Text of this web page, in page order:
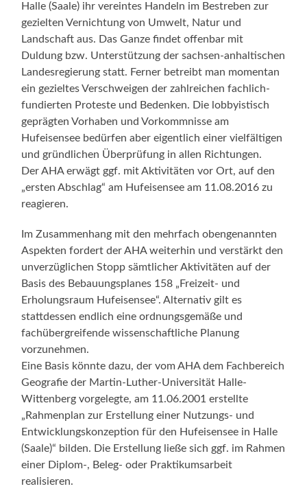
Halle (Saale) ihr vereintes Handeln im Bestreben zur
gezielten Vernichtung von Umwelt, Natur und
Landschaft aus. Das Ganze findet offenbar mit
Duldung bzw. Unterstützung der sachsen-anhaltischen
Landesregierung statt. Ferner betreibt man momentan
ein gezieltes Verschweigen der zahlreichen fachlich-
fundierten Proteste und Bedenken. Die lobbyistisch
geprägten Vorhaben und Vorkommnisse am
Hufeisensee bedürfen aber eigentlich einer vielfältigen
und gründlichen Überprüfung in allen Richtungen.
Der AHA erwägt ggf. mit Aktivitäten vor Ort, auf den
„ersten Abschlag“ am Hufeisensee am 11.08.2016 zu
reagieren.
Im Zusammenhang mit den mehrfach obengenannten
Aspekten fordert der AHA weiterhin und verstärkt den
unverzüglichen Stopp sämtlicher Aktivitäten auf der
Basis des Bebauungsplanes 158 „Freizeit- und
Erholungsraum Hufeisensee“. Alternativ gilt es
stattdessen endlich eine ordnungsgemäße und
fachübergreifende wissenschaftliche Planung
vorzunehmen.
Eine Basis könnte dazu, der vom AHA dem Fachbereich
Geografie der Martin-Luther-Universität Halle-
Wittenberg vorgelegte, am 11.06.2001 erstellte
„Rahmenplan zur Erstellung einer Nutzungs- und
Entwicklungskonzeption für den Hufeisensee in Halle
(Saale)“ bilden. Die Erstellung ließe sich ggf. im Rahmen
einer Diplom-, Beleg- oder Praktikumsarbeit
realisieren.